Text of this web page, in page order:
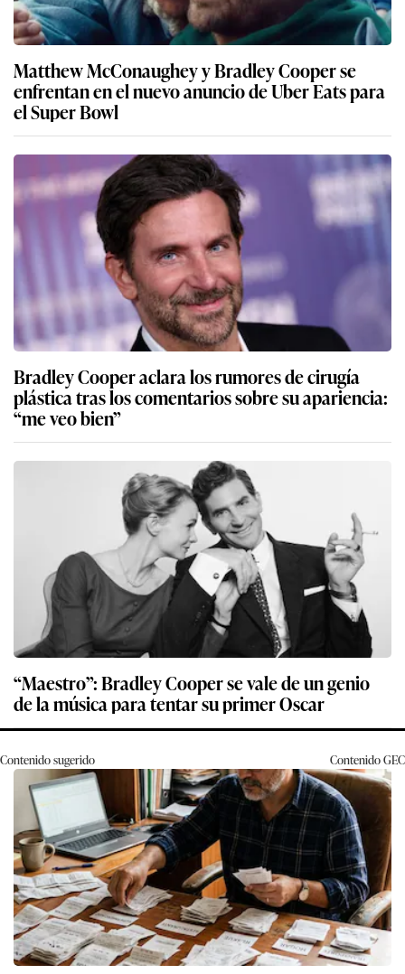
Matthew McConaughey y Bradley Cooper se
enfrentan en el nuevo anuncio de Uber Eats para
el Super Bowl
Bradley Cooper aclara los rumores de cirugía
plástica tras los comentarios sobre su apariencia:
“me veo bien”
“Maestro”: Bradley Cooper se vale de un genio
de la música para tentar su primer Oscar
Contenido sugerido ContenidoGEC